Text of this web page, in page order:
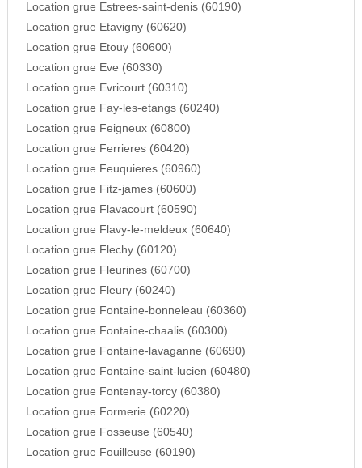
Location grue Estrees-saint-denis (60190)
Location grue Etavigny (60620)
Location grue Etouy (60600)
Location grue Eve (60330)
Location grue Evricourt (60310)
Location grue Fay-les-etangs (60240)
Location grue Feigneux (60800)
Location grue Ferrieres (60420)
Location grue Feuquieres (60960)
Location grue Fitz-james (60600)
Location grue Flavacourt (60590)
Location grue Flavy-le-meldeux (60640)
Location grue Flechy (60120)
Location grue Fleurines (60700)
Location grue Fleury (60240)
Location grue Fontaine-bonneleau (60360)
Location grue Fontaine-chaalis (60300)
Location grue Fontaine-lavaganne (60690)
Location grue Fontaine-saint-lucien (60480)
Location grue Fontenay-torcy (60380)
Location grue Formerie (60220)
Location grue Fosseuse (60540)
Location grue Fouilleuse (60190)